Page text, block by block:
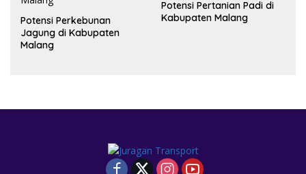
Potensi Perkebunan
Jagung di Kabupaten
Malang
Potensi Pertanian Padi di
Kabupaten Malang